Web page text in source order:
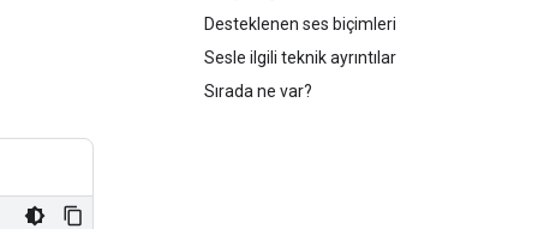
Desteklenen ses biçimleri
Sesle ilgili teknik ayrıntılar
Sırada ne var?